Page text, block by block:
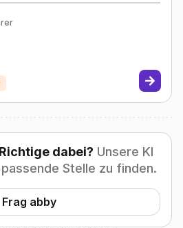
dabei? Unsere KI
Stelle zu finden.
Frag abby